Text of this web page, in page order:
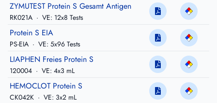
ZYMUTEST Protein S Gesamt Antigen
RK021A · VE: 12x8 Tests
Protein S EIA
PS-EIA · VE: 5x96 Tests
LIAPHEN Freies Protein S
120004 · VE: 4x3 mL
HEMOCLOT Protein S
CK042K · VE: 3x2 mL